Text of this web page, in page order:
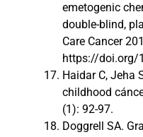
emetogenic
double-blind,
Care Cancer
https://doi.org/
Haidar C, Jeha
childhood
(1): 92-97.
Doggrell SA.